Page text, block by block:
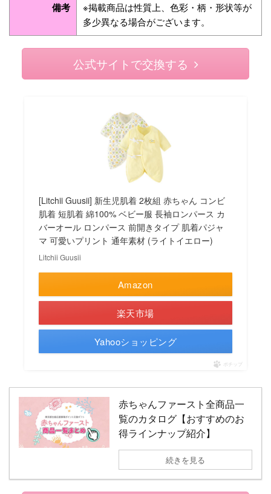
備考
※掲載商品は性質上、色彩・柄・形状等が
多少異なる場合がございます。
公式サイトで交換する
[Litchii Guusii] 新生児肌着 2枚組 赤ちゃん コンビ
肌着 短肌着 綿100% ベビー服 長袖ロンパース カ
バーオール ロンパース 前開きタイプ 肌着パジャ
マ 可愛いプリント 通年素材 (ライトイエロー)
Litchii Guusii
Amazon
楽天市場
Yahooショッピング
ポチップ
赤ちゃんファースト全商品一
覧のカタログ【おすすめのお
得ラインナップ紹介】
続きを見る